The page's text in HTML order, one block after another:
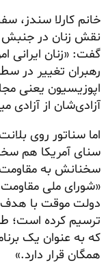
خانم کارلا سندز،
نقش زنان در جنبش
گفت: «زنان ایرانی
رهبران تغییر در
اپوزیسیون یعنی
آزادی‌شان از آزادی
اما سناتور روی
سنای آمریکا هم
سخنانش به مقاومت
«شورای ملی
دولت موقت با هدف
ترسیم کرده است؛
که به عنوان یک
همگان قرار دارد.»